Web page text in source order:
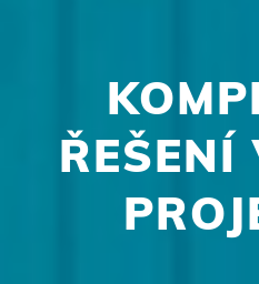
ŘEŠENÍ